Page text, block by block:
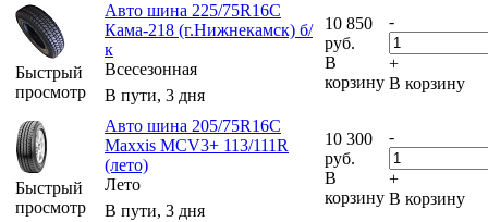
Быстрый
просмотр
Авто шина 225/75R16C
Кама-218 (г.Нижнекамск) б/
к
Всесезонная
В пути, 3 дня
10 850
руб.
В
корзину
-
+
В корзину
Быстрый
просмотр
Авто шина 205/75R16C
Maxxis MCV3+ 113/111R
(лето)
Лето
В пути, 3 дня
10 300
руб.
В
корзину
-
+
В корзину